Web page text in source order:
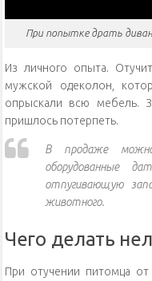
При попытке драть
Из личного опыта.
мужской одеколон,
опрыскали всю мебель.
пришлось потерпеть.
В продаже
оборудованные
отпугивающую
животного.
Чего делать
При отучении питомца